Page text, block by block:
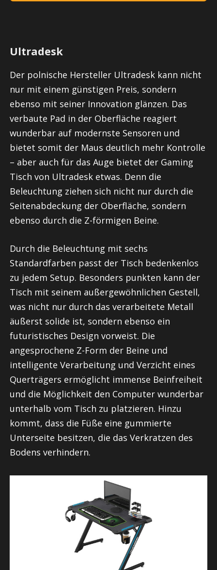
Ultradesk
Der polnische Hersteller Ultradesk kann nicht
nur mit einem günstigen Preis, sondern
ebenso mit seiner Innovation glänzen. Das
verbaute Pad in der Oberfläche reagiert
wunderbar auf modernste Sensoren und
bietet somit der Maus deutlich mehr Kontrolle
– aber auch für das Auge bietet der Gaming
Tisch von Ultradesk etwas. Denn die
Beleuchtung ziehen sich nicht nur durch die
Seitenabdeckung der Oberfläche, sondern
ebenso durch die Z-förmigen Beine.
Durch die Beleuchtung mit sechs
Standardfarben passt der Tisch bedenkenlos
zu jedem Setup. Besonders punkten kann der
Tisch mit seinem außergewöhnlichen Gestell,
was nicht nur durch das verarbeitete Metall
äußerst solide ist, sondern ebenso ein
futuristisches Design vorweist. Die
angesprochene Z-Form der Beine und
intelligente Verarbeitung und Verzicht eines
Querträgers ermöglicht immense Beinfreiheit
und die Möglichkeit den Computer wunderbar
unterhalb vom Tisch zu platzieren. Hinzu
kommt, dass die Füße eine gummierte
Unterseite besitzen, die das Verkratzen des
Bodens verhindern.